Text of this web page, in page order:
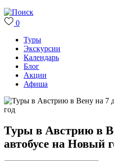
0
Туры
Экскурсии
Календарь
Блог
Акции
Афиша
Туры в Австрию в
автобусе на Новый